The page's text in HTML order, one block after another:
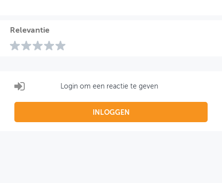
Relevantie
Login om een reactie te geven
INLOGGEN